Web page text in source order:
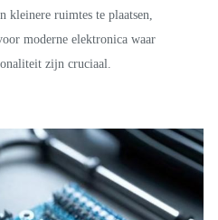
ruimtes te plaatsen,
moderne elektronica waar
zijn cruciaal.